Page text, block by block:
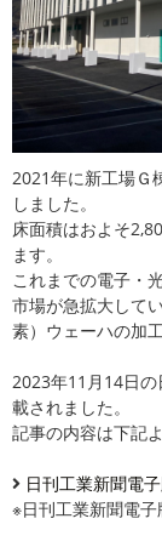
2021年に新工場Ｇ
しました。
床面積はおよそ
ます。
これまでの電子・
市場が急拡大して
素）ウェーハの加
2023年11月14日
載されました。
記事の内容は下記
日刊工業新聞電
※日刊工業新聞電子